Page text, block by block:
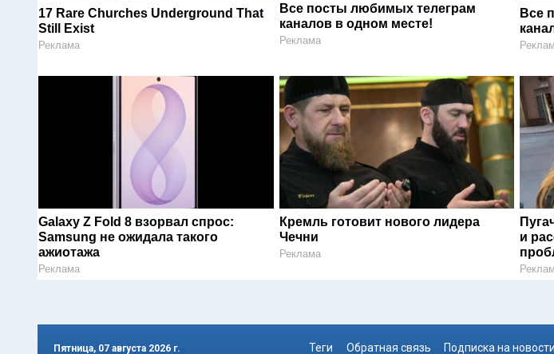
17 Rare Churches Underground That
Still Exist
Реклама
Все посты любимых телеграм
каналов в одном месте!
Реклама
Все
Galaxy Z Fold 8 взорвал спрос:
Samsung не ожидала такого
ажиотажа
Реклама
Кремль готовит нового лидера
Чечни
Реклама
и
Пятница, 07 августа 2026 г. Теги Обратная связь Подписка на